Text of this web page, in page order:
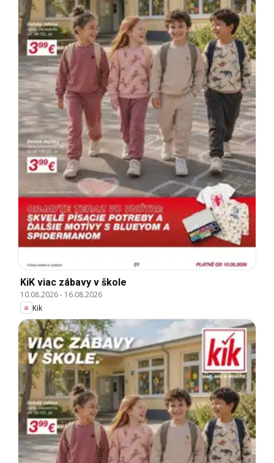
KiK viac zábavy v škole
10.08.2026- 16.08.2026
Kik